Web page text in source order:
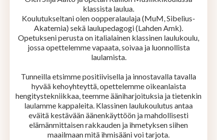
klassista laulua.
Koulutukseltani olen oopperalaulaja (MuM, Sibelius-
Akatemia) sekä laulupedagogi (Lahden Amk).
Opetukseni perusta on italialainen klassinen laulukoulu,
jossa opettelemme vapaata, soivaa ja luonnollista
laulamista.
Tunneilla etsimme positiivisella ja innostavalla tavalla
hyvää kehoyhteyttä, opettelemme oikeanlaista
hengitystekniikkaa, teemme ääniharjoituksia ja tietenkin
laulamme kappaleita. Klassinen laulukoulutus antaa
eväitä kestävään äänenkäyttöön ja mahdollisesti
elämänmittaisen rakkauden ja ihmetyksen siihen
maailmaan mitä ihmisääni voi tarjota.